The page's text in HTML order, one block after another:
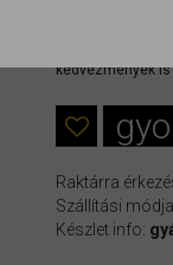
használja az
elérhető) a
KÉRJEN
kedvezmények
Raktárra
Szállítási
Készlet info: